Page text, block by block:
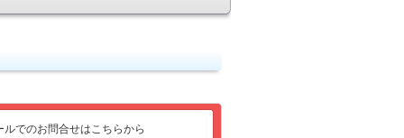
ルでのお問合せはこちらから